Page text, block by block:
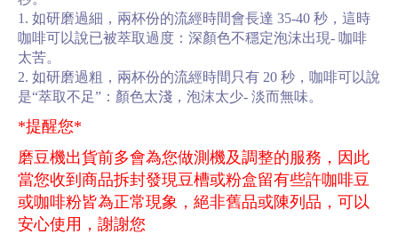
1. 如研磨過細，兩杯份的流經時間會長達 35-40 秒，這時
咖啡可以說已被萃取過度：深顏色不穩定泡沫出現- 咖啡
太苦。
2. 如研磨過粗，兩杯份的流經時間只有 20 秒，咖啡可以說
是“萃取不足”：顏色太淺，泡沫太少- 淡而無味。
*提醒您*
磨豆機出貨前多會為您做測機及調整的服務，因此
當您收到商品拆封發現豆槽或粉盒留有些許咖啡豆
或咖啡粉皆為正常現象，絕非舊品或陳列品，可以
安心使用，謝謝您